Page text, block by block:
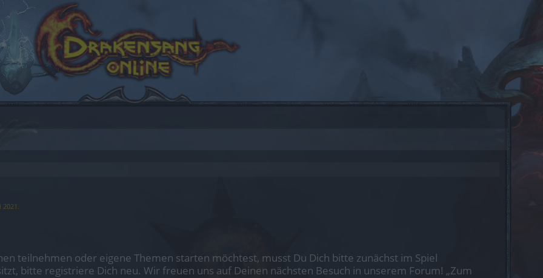
2021 .
teilnehmen oder eigene Themen starten möchtest, musst Du Dich bitte zunächst im Spiel
bitte registriere Dich neu. Wir freuen uns auf Deinen nächsten Besuch in unserem Forum! „Zum